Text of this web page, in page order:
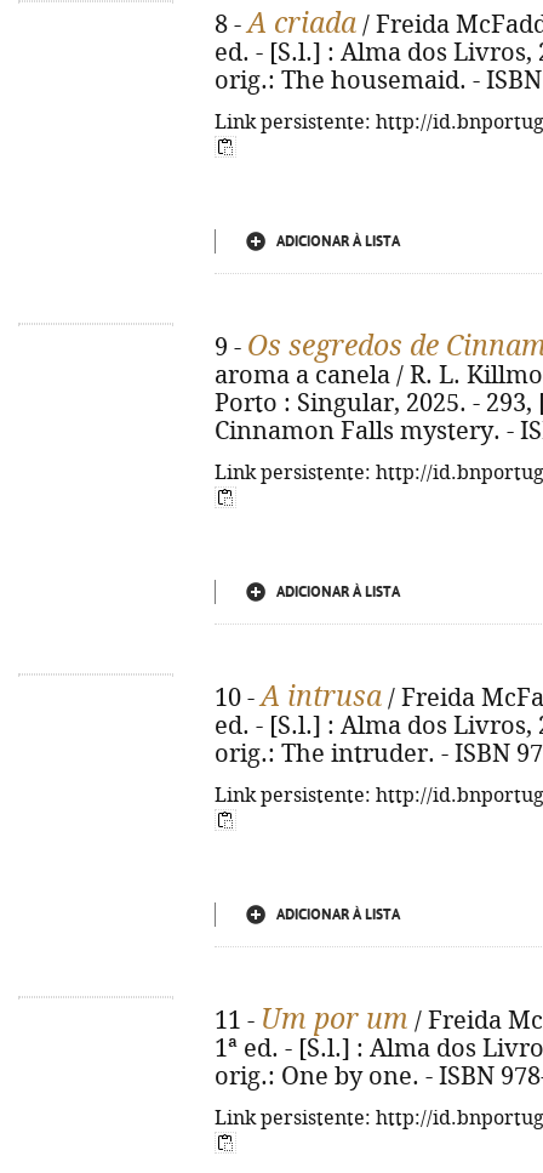
8 -A criada / Freida
ed. - [S.l.] : Alma dos Livros,
orig.: The housemaid. - ISBN
Link persistente: http://
ADICIONAR À LISTA
9 - Os segredos de
aroma a canela / R. L.
Porto : Singular, 2025. -
Cinnamon Falls mystery. -
Link persistente: http://
ADICIONAR À LISTA
10 -A intrusa / Freida
ed. - [S.l.] : Alma dos Livros,
orig.: The intruder. - ISBN
Link persistente: http://
ADICIONAR À LISTA
11 - Um por um / Freida
1ª ed. - [S.l.] : Alma dos
orig.: One by one. - ISBN
Link persistente: http://